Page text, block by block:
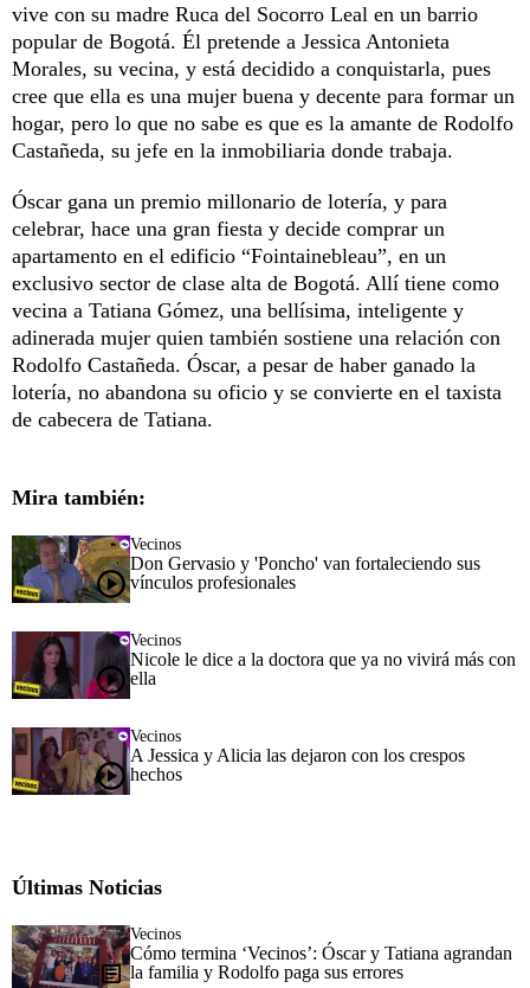
vive con su madre Ruca del Socorro Leal en un barrio
popular de Bogotá. Él pretende a Jessica Antonieta
Morales, su vecina, y está decidido a conquistarla, pues
cree que ella es una mujer buena y decente para formar un
hogar, pero lo que no sabe es que es la amante de Rodolfo
Castañeda, su jefe en la inmobiliaria donde trabaja.
Óscar gana un premio millonario de lotería, y para
celebrar, hace una gran fiesta y decide comprar un
apartamento en el edificio “Fointainebleau”, en un
exclusivo sector de clase alta de Bogotá. Allí tiene como
vecina a Tatiana Gómez, una bellísima, inteligente y
adinerada mujer quien también sostiene una relación con
Rodolfo Castañeda. Óscar, a pesar de haber ganado la
lotería, no abandona su oficio y se convierte en el taxista
de cabecera de Tatiana.
Mira también:
Vecinos
Don Gervasio y 'Poncho' van fortaleciendo sus
vínculos profesionales
Vecinos
Nicole le dice a la doctora que ya no vivirá más con
ella
Vecinos
A Jessica y Alicia las dejaron con los crespos
hechos
Últimas Noticias
Vecinos
Cómo termina ‘Vecinos’: Óscar y Tatiana agrandan
la familia y Rodolfo paga sus errores